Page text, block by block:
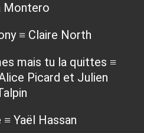
Montero
≡ Claire North
mais tu la quittes ≡
Picard et Julien
Yaël Hassan